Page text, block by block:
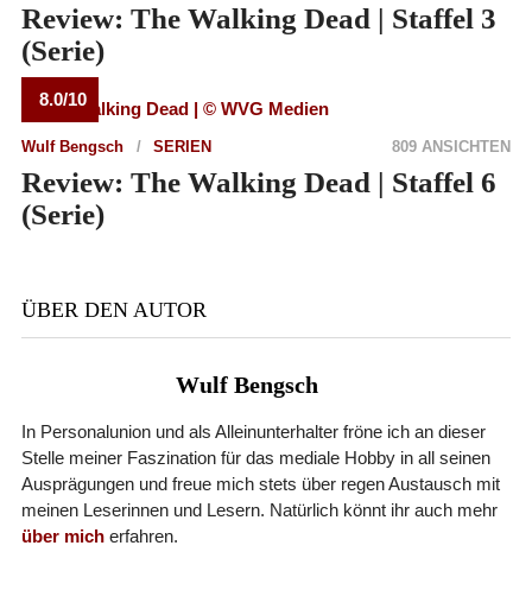
Review: The Walking Dead | Staffel 3
(Serie)
8.0/10
Wulf Bengsch SERIEN 809 ANSICHTEN
Review: The Walking Dead | Staffel 6
(Serie)
ÜBER DEN AUTOR
Wulf Bengsch
In Personalunion und als Alleinunterhalter fröne ich an dieser
Stelle meiner Faszination für das mediale Hobby in all seinen
Ausprägungen und freue mich stets über regen Austausch mit
meinen Leserinnen und Lesern. Natürlich könnt ihr auch mehr
über micherfahren.